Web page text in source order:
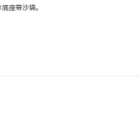
座带沙袋。